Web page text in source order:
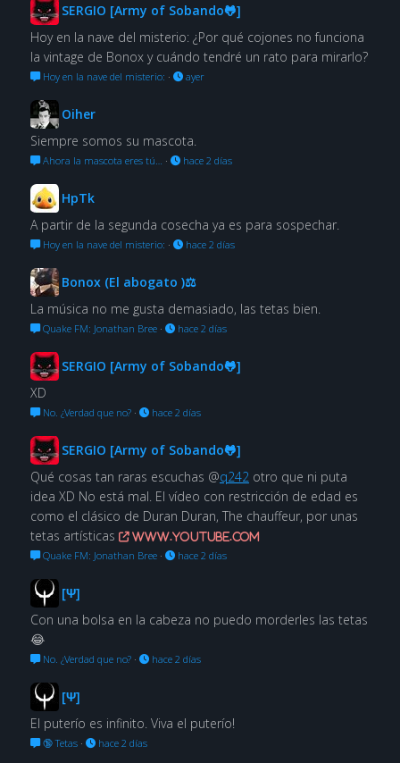
SERGIO [Army of Sobando🐸]
Hoy en la nave del misterio: ¿Por qué cojones no funciona
la vintage de Bonox y cuándo tendré un rato para mirarlo?
Hoy en la nave del misterio: · ayer
Oiher
Siempre somos su mascota.
Ahora la mascota eres tú… · hace 2 días
HpTk
A partir de la segunda cosecha ya es para sospechar.
Hoy en la nave del misterio: · hace 2 días
Bonox (El abogato )⚖
La música no me gusta demasiado, las tetas bien.
Quake FM: Jonathan Bree· hace 2 días
SERGIO [Army of Sobando🐸]
XD
No. ¿Verdad que no?· hace 2 días
SERGIO [Army of Sobando🐸]
Qué cosas tan raras escuchas @q242 otro que ni puta
idea XD No está mal. El vídeo con restricción de edad es
como el clásico de Duran Duran, The chauffeur, por unas
tetas artísticas
www.youtube.com
Quake FM: Jonathan Bree· hace 2 días
[Ψ]
Con una bolsa en la cabeza no puedo morderles las tetas
😂
No. ¿Verdad que no?· hace 2 días
[Ψ]
El puterío es infinito. Viva el puterío!
🔞 Tetas· hace 2 días